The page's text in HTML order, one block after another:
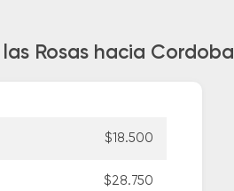
Rosas hacia Cordoba
$18.500
$28.750